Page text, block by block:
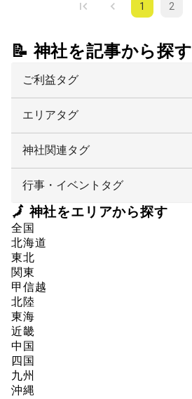
1 2
📝 神社を記事から探す
ご利益タグ
エリアタグ
神社関連タグ
行事・イベントタグ
🗾 神社をエリアから探す
全国
北海道
東北
関東
甲信越
北陸
東海
近畿
中国
四国
九州
沖縄